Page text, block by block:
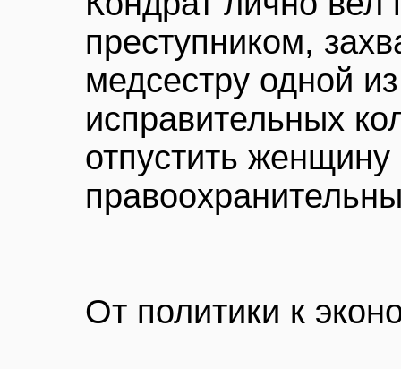
преступником,
медсестру одной
исправительных
отпустить женщину
От политики к